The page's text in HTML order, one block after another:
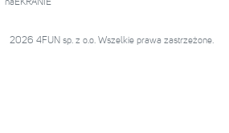
naEKRANIE
2026 4FUN sp. z o.o. Wszelkie prawa zastrzeżone.